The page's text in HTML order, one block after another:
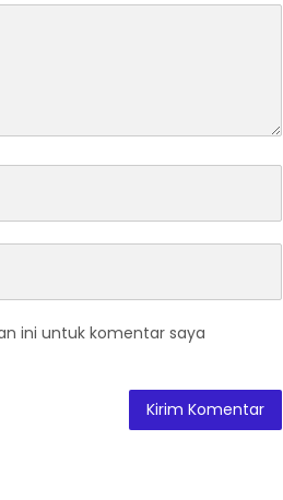
ini untuk komentar saya